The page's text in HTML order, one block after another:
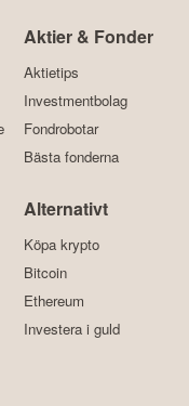
Aktier & Fonder
Aktietips
Investmentbolag
Fondrobotar
Bästa fonderna
Alternativt
Köpa krypto
Bitcoin
Ethereum
Investera i guld